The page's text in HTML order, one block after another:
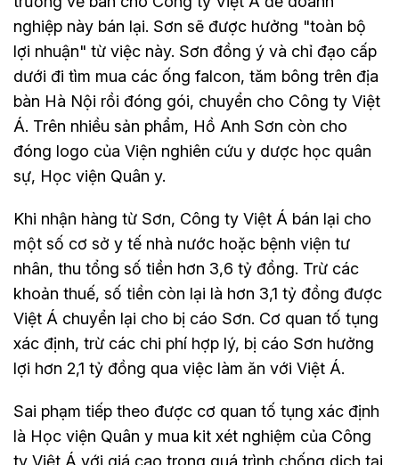
nghiệp này bán lại. Sơn sẽ được hưởng "toàn bộ
lợi nhuận" từ việc này. Sơn đồng ý và chỉ đạo cấp
dưới đi tìm mua các ống falcon, tăm bông trên địa
bàn Hà Nội rồi đóng gói, chuyển cho Công ty Việt
Á. Trên nhiều sản phẩm, Hồ Anh Sơn còn cho
đóng logo của Viện nghiên cứu y dược học quân
sự, Học viện Quân y.
Khi nhận hàng từ Sơn, Công ty Việt Á bán lại cho
một số cơ sở y tế nhà nước hoặc bệnh viện tư
nhân, thu tổng số tiền hơn 3,6 tỷ đồng. Trừ các
khoản thuế, số tiền còn lại là hơn 3,1 tỷ đồng được
Việt Á chuyển lại cho bị cáo Sơn. Cơ quan tố tụng
xác định, trừ các chi phí hợp lý, bị cáo Sơn hưởng
lợi hơn 2,1 tỷ đồng qua việc làm ăn với Việt Á.
Sai phạm tiếp theo được cơ quan tố tụng xác định
là Học viện Quân y mua kit xét nghiệm của Công
ty Việt Á với giá cao trong quá trình chống dịch tại